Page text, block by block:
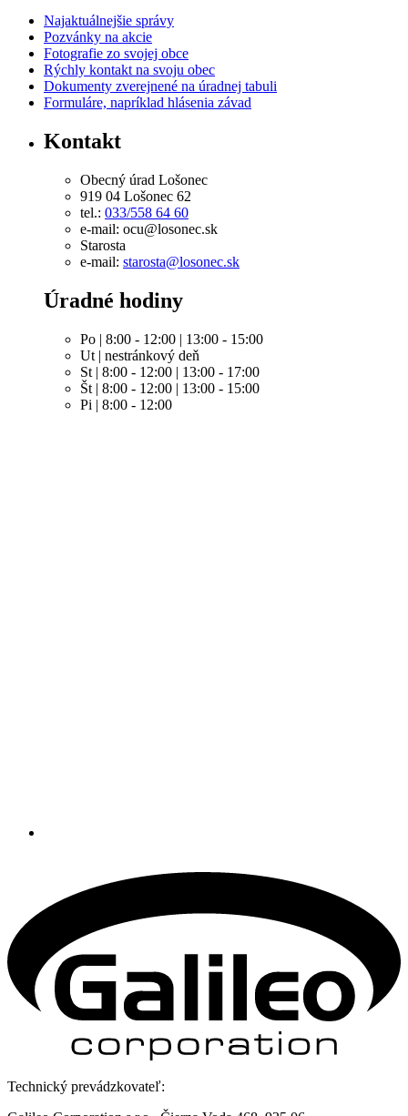
Najaktuálnejšie správy
Pozvánky na akcie
Fotografie zo svojej obce
Rýchly kontakt na svoju obec
Dokumenty zverejnené na úradnej tabuli
Formuláre, napríklad hlásenia závad
Kontakt
Obecný úrad Lošonec
919 04 Lošonec 62
tel.: 033/558 64 60
e-mail: ocu@losonec.sk
Starosta
e-mail: starosta@losonec.sk
Úradné hodiny
Po | 8:00 - 12:00 | 13:00 - 15:00
Ut | nestránkový deň
St | 8:00 - 12:00 | 13:00 - 17:00
Št | 8:00 - 12:00 | 13:00 - 15:00
Pi | 8:00 - 12:00
Technický prevádzkovateľ: